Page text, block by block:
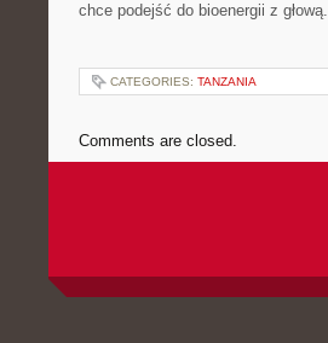
chce podejść do bioenergii z głową.
CATEGORIES: TANZANIA
Comments are closed.